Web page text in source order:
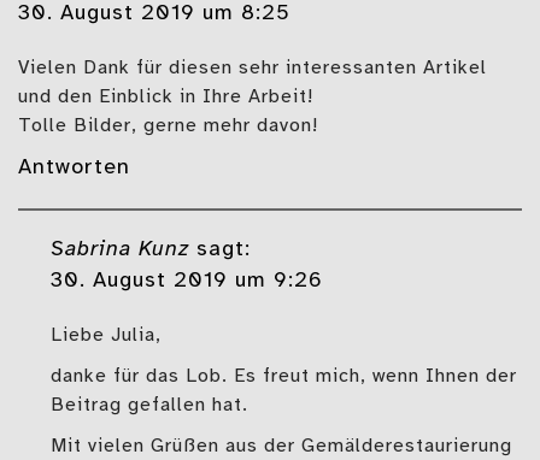
30. August 2019 um 8:25
Vielen Dank für diesen sehr interessanten Artikel
und den Einblick in Ihre Arbeit!
Tolle Bilder, gerne mehr davon!
Antworten
Sabrina Kunz sagt:
30. August 2019 um 9:26
Liebe Julia,
danke für das Lob. Es freut mich, wenn Ihnen der
Beitrag gefallen hat.
Mit vielen Grüßen aus der Gemälderestaurierung